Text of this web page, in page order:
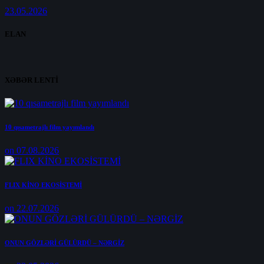
23.05.2026
ELAN
XƏBƏR LENTİ
10 qısametrajlı film yayımlandı
on 07.08.2026
FLIX KİNO EKOSİSTEMİ
on 22.07.2026
ONUN GÖZLƏRİ GÜLÜRDÜ – NƏRGİZ